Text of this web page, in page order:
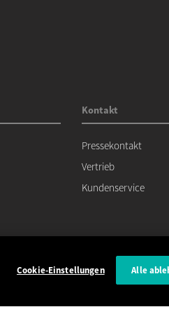
Kontakt
Pressekontakt
Vertrieb
Kundenservice
Cookie-Einstellungen Alle